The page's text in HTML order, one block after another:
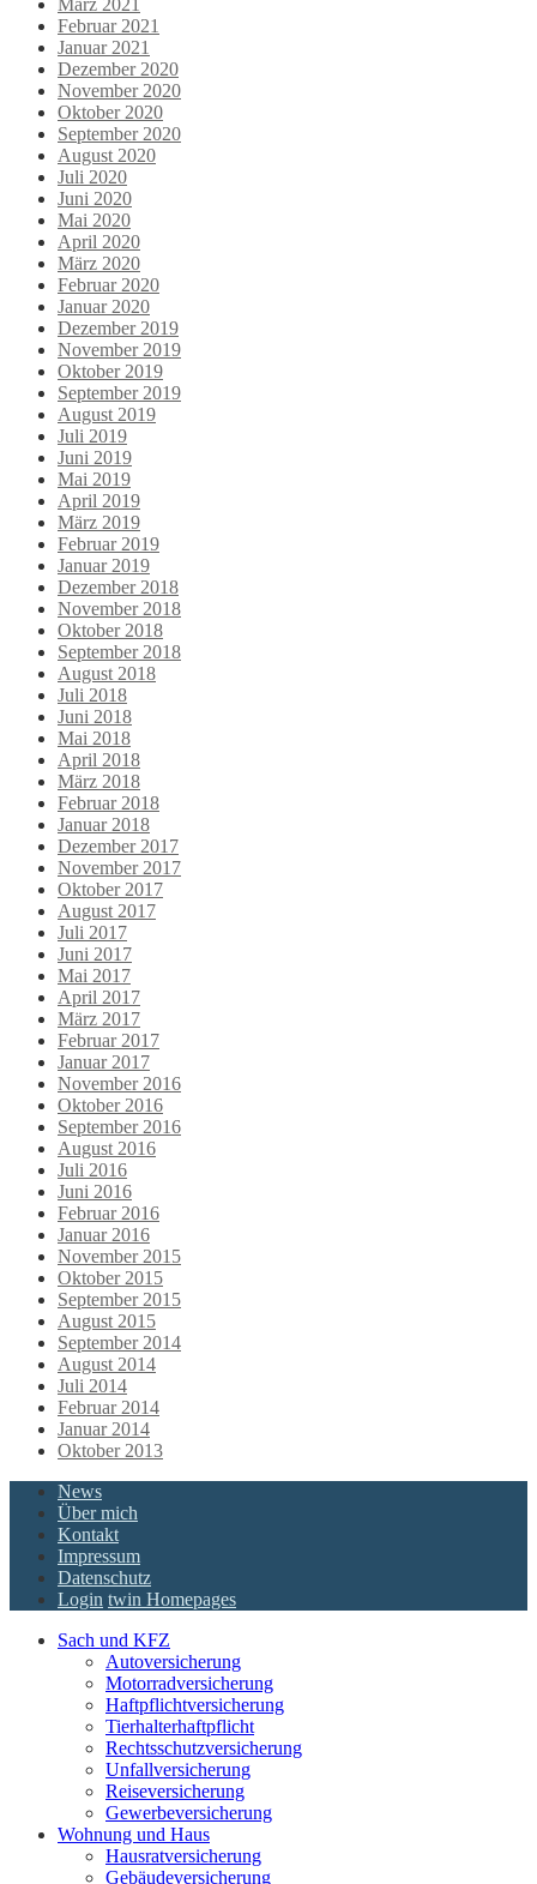
Februar 2021
Januar 2021
Dezember 2020
November 2020
Oktober 2020
September 2020
August 2020
Juli 2020
Juni 2020
Mai 2020
April 2020
März 2020
Februar 2020
Januar 2020
Dezember 2019
November 2019
Oktober 2019
September 2019
August 2019
Juli 2019
Juni 2019
Mai 2019
April 2019
März 2019
Februar 2019
Januar 2019
Dezember 2018
November 2018
Oktober 2018
September 2018
August 2018
Juli 2018
Juni 2018
Mai 2018
April 2018
März 2018
Februar 2018
Januar 2018
Dezember 2017
November 2017
Oktober 2017
August 2017
Juli 2017
Juni 2017
Mai 2017
April 2017
März 2017
Februar 2017
Januar 2017
November 2016
Oktober 2016
September 2016
August 2016
Juli 2016
Juni 2016
Februar 2016
Januar 2016
November 2015
Oktober 2015
September 2015
August 2015
September 2014
August 2014
Juli 2014
Februar 2014
Januar 2014
Oktober 2013
News
Über mich
Kontakt
Impressum
Datenschutz
Login twin Homepages
Sach und KFZ
Autoversicherung
Motorradversicherung
Haftpflichtversicherung
Tierhalterhaftpflicht
Rechtsschutzversicherung
Unfallversicherung
Reiseversicherung
Gewerbeversicherung
Wohnung und Haus
Hausratversicherung
Gebäudeversicherung